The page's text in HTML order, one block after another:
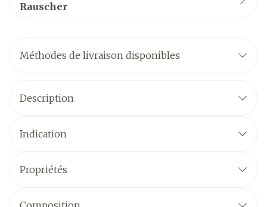
Rauscher
Méthodes de livraison disponibles
Description
Indication
Propriétés